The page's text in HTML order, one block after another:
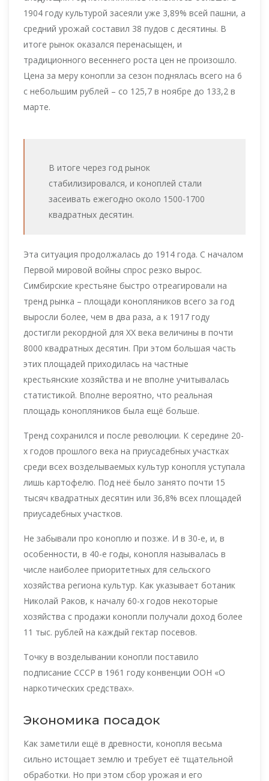
1904 году культурой засеяли уже 3,89% всей пашни, а
средний урожай составил 38 пудов с десятины. В
итоге рынок оказался перенасыщен, и
традиционного весеннего роста цен не произошло.
Цена за меру конопли за сезон поднялась всего на 6
с небольшим рублей – со 125,7 в ноябре до 133,2 в
марте.
В итоге через год рынок
стабилизировался, и коноплей стали
засеивать ежегодно около 1500-1700
квадратных десятин.
Эта ситуация продолжалась до 1914 года. С началом
Первой мировой войны спрос резко вырос.
Симбирские крестьяне быстро отреагировали на
тренд рынка – площади конопляников всего за год
выросли более, чем в два раза, а к 1917 году
достигли рекордной для XX века величины в почти
8000 квадратных десятин. При этом большая часть
этих площадей приходилась на частные
крестьянские хозяйства и не вполне учитывалась
статистикой. Вполне вероятно, что реальная
площадь конопляников была ещё больше.
Тренд сохранился и после революции. К середине 20-
х годов прошлого века на приусадебных участках
среди всех возделываемых культур конопля уступала
лишь картофелю. Под неё было занято почти 15
тысяч квадратных десятин или 36,8% всех площадей
приусадебных участков.
Не забывали про коноплю и позже. И в 30-е, и, в
особенности, в 40-е годы, конопля называлась в
числе наиболее приоритетных для сельского
хозяйства региона культур. Как указывает ботаник
Николай Раков, к началу 60-х годов некоторые
хозяйства с продажи конопли получали доход более
11 тыс. рублей на каждый гектар посевов.
Точку в возделывании конопли поставило
подписание СССР в 1961 году конвенции ООН «О
наркотических средствах».
Экономика посадок
Как заметили ещё в древности, конопля весьма
сильно истощает землю и требует её тщательной
обработки. Но при этом сбор урожая и его